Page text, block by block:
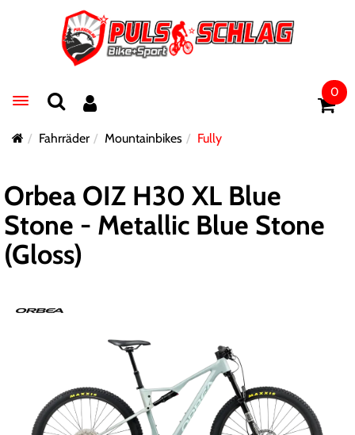
Toggle navigation
0
Fahrräder Mountainbikes Fully
Orbea OIZ H30 XL Blue
Stone - Metallic Blue Stone
(Gloss)